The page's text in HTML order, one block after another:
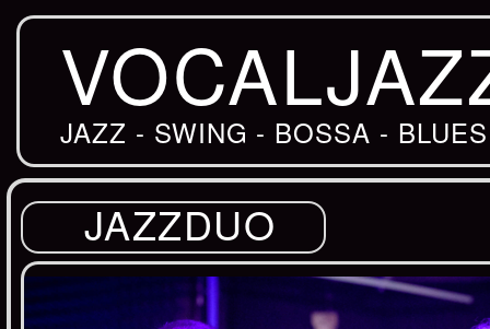
JAZZ - SWING - BOSSA -
JAZZDUO